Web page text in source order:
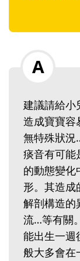
建議請給小
造成寶寶容
無特殊狀況
痰音有可能
的動態變化
形。其造成
解剖構造的
流…等有關
能出生一週
般大多會在